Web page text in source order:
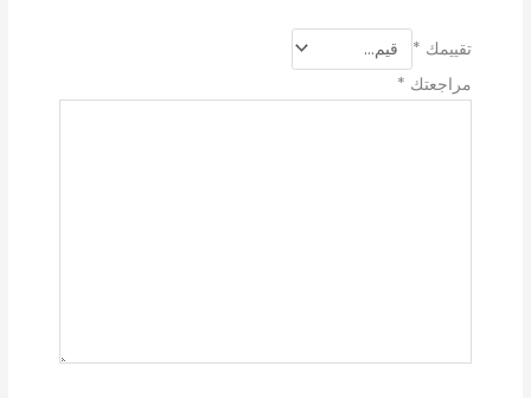
تقييمك *
مراجعتك *